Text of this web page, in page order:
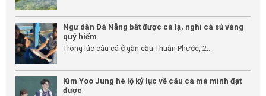
Ngư dân Đà Nẵng bắt được cá lạ, nghi cá sủ vàng
quý hiếm
Trong lúc câu cá ở gần cầu Thuận Phước, 2...
Kim Yoo Jung hé lộ kỷ lục về câu cá mà mình đạt
được